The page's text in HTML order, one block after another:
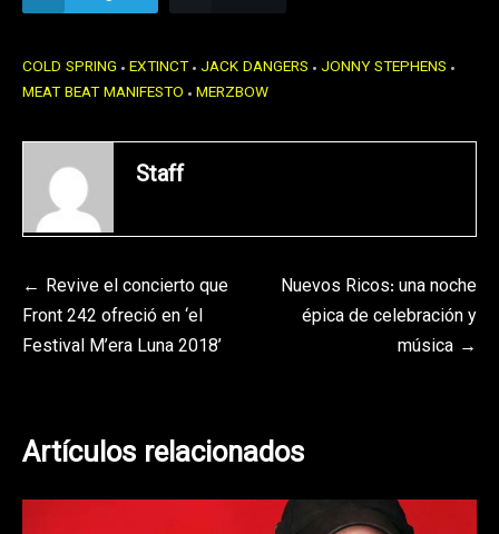
COLD SPRING EXTINCT JACK DANGERS JONNY STEPHENS
MEAT BEAT MANIFESTO MERZBOW
Staff
Navegación
de
Revive el concierto que
Front 242 ofreció en ‘el
Festival M’era Luna 2018’
Nuevos Ricos: una noche
épica de celebración y
música
Artículos relacionados